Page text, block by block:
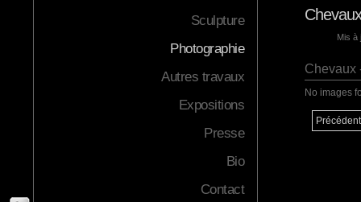
Sculpture
Photographie
Autres travaux
Expositions
Presse
Bio
Contact
Chevaux
Mis à
Chevaux
No images
Précédent